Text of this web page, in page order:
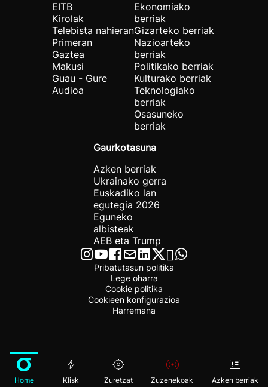
EITB
Kirolak
Telebista nahieran
Primeran
Gaztea
Makusi
Guau - Gure
Audioa
Ekonomiako
berriak
Gizarteko berriak
Nazioarteko
berriak
Politikako berriak
Kulturako berriak
Teknologiako
berriak
Osasuneko
berriak
Gaurkotasuna
Azken berriak
Ukrainako gerra
Euskadiko lan
egutegia 2026
Eguneko
albisteak
AEB eta Trump
Pribatutasun politika
Lege oharra
Cookie politika
Cookieen konfigurazioa
Harremana
Home Klisk Zuretzat Zuzenekoak Azken berriak